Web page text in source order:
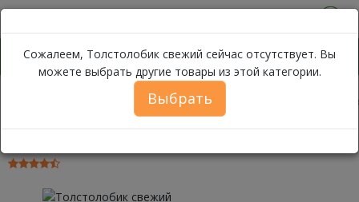
Рыба свежая, охлажденная
Сожалеем, Толстолобик свежий сейчас отсутствует. Вы
можете выбрать другие товары из этой категории.
Выбрать
Толстолобик свежий ~ 1,5кг